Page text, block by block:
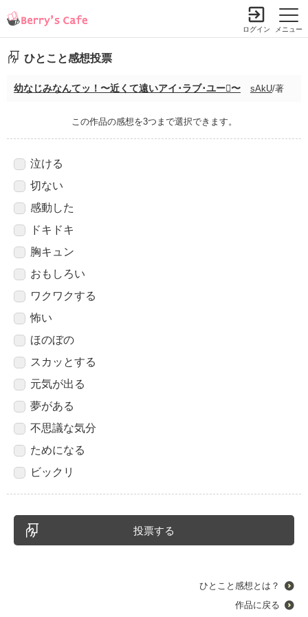
メニュー
ログイン
ひとこと感想投票
幼なじみなんてッ！〜近くて遠いアイ･ラブ･ユー〜 sAkU/著
この作品の感想を3つまで選択できます。
泣ける
切ない
感動した
ドキドキ
胸キュン
おもしろい
ワクワクする
怖い
ほのぼの
スカッとする
元気が出る
夢がある
不思議な気分
ためになる
ビックリ
ひとこと感想とは？
作品に戻る